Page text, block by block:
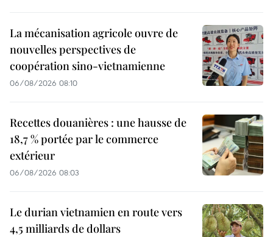
La mécanisation agricole ouvre de
nouvelles perspectives de
coopération sino-vietnamienne
06/08/2026 08:10
Recettes douanières : une hausse de
18,7 % portée par le commerce
extérieur
06/08/2026 08:03
Le durian vietnamien en route vers
4,5 milliards de dollars